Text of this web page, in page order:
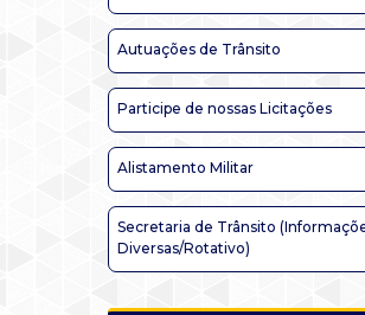
Autuações de Trânsito
Participe de nossas Licitações
Alistamento Militar
Secretaria de Trânsito
Diversas/Rotativo)